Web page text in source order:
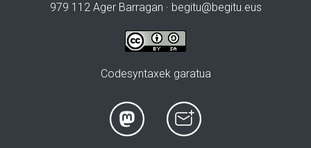
979 112 Ager Barragan · begitu@begitu.eus
Codesyntaxek garatua